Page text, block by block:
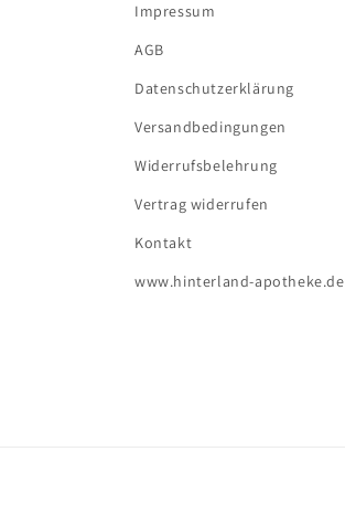
Impressum
AGB
Datenschutzerklärung
Versandbedingungen
Widerrufsbelehrung
Vertrag widerrufen
Kontakt
www.hinterland-apotheke.de